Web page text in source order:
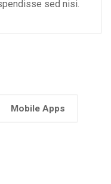
sed nisi.
Mobile Apps